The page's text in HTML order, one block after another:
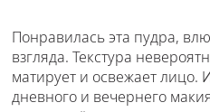
Понравилась эта пудра,
взгляда. Текстура
матирует и освежает лицо.
дневного и вечернего